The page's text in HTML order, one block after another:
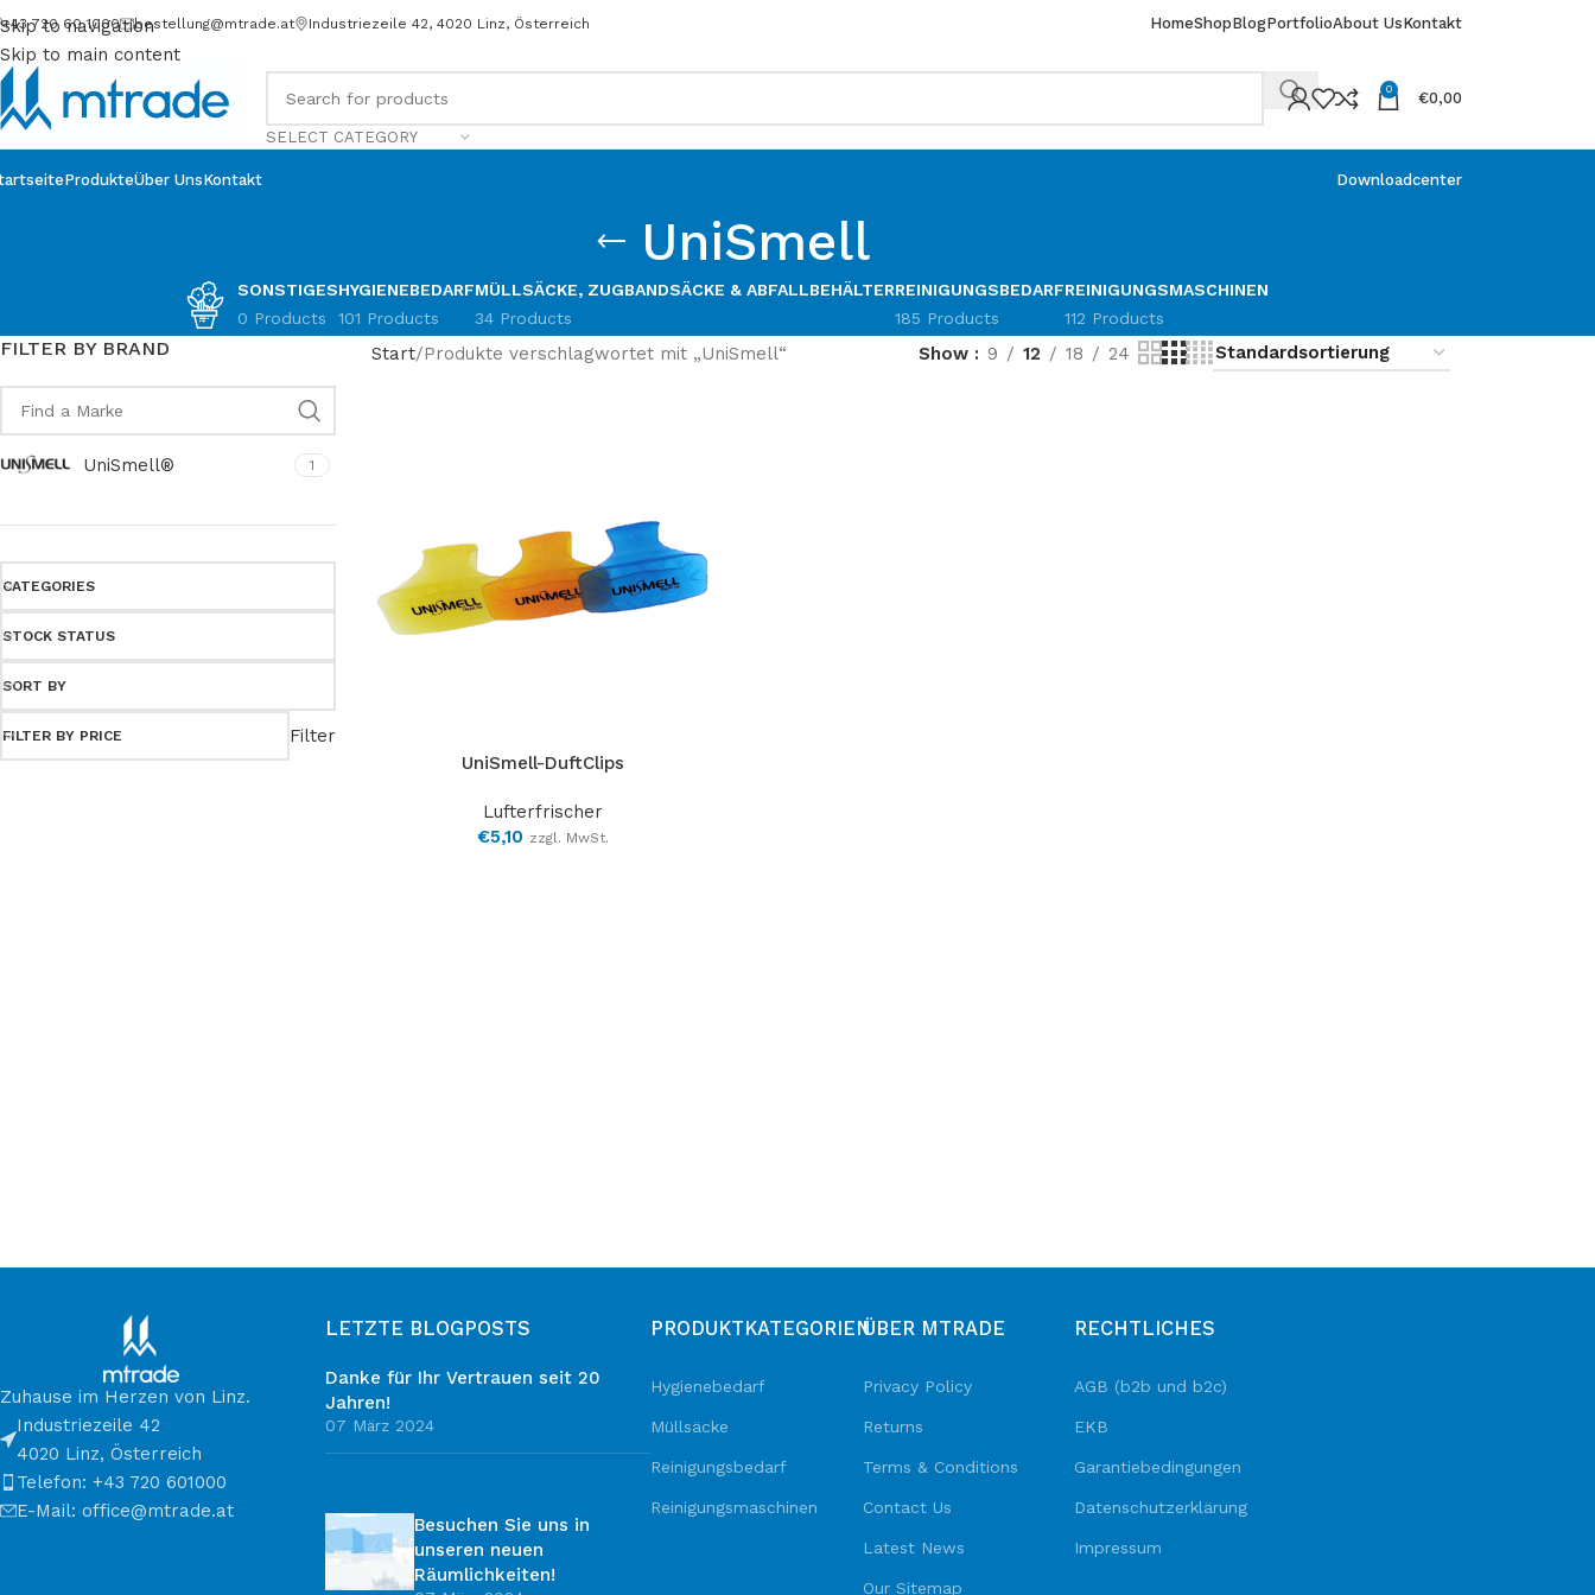
Skip to navigation
Skip to main content
+43 720 60 1000 bestellung@mtrade.at Industriezeile 42, 4020 Linz, Österreich HomeShopBlogPortfolioAbout UsKontakt
SELECT CATEGORY
0
€0,00
ProdukteÜber UnsKontakt Downloadcenter
UniSmell
SONSTIGES
0 Products
HYGIENEBEDARF
101 Products
MÜLLSÄCKE, ZUGBANDSÄCKE & ABFALLBEHÄLTER
34 Products
REINIGUNGSBEDARF
185 Products
REINIGUNGSMASCHINEN
112 Products
FILTER BY BRAND
UniSmell® 1
CATEGORIES
STOCK STATUS
SORT BY
FILTER BY PRICE Filter
Start Produkte verschlagwortet mit „UniSmell“ Show 9 12 18 24
UniSmell-DuftClips
Lufterfrischer
€5,10 zzgl. MwSt.
Zuhause im Herzen von Linz.
Industriezeile 42
4020 Linz, Österreich
Telefon: +43 720 601000
E-Mail: office@mtrade.at
LETZTE BLOGPOSTS
Danke für Ihr Vertrauen seit 20
Jahren!
07 März 2024
Besuchen Sie uns in
unseren neuen
Räumlichkeiten!
PRODUKTKATEGORIEN
Hygienebedarf
Müllsäcke
Reinigungsbedarf
Reinigungsmaschinen
ÜBER MTRADE
Privacy Policy
Returns
Terms & Conditions
Contact Us
Latest News
Our Sitemap
RECHTLICHES
AGB (b2b und b2c)
EKB
Garantiebedingungen
Datenschutzerklärung
Impressum